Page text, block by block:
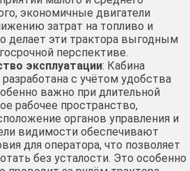
экономичные двигатели
затрат на топливо и
делает эти трактора выгодным
перспективе.
эксплуатации: Кабина
разработана с учётом удобства
важно при длительной
рабочее пространство,
органов управления и
видимости обеспечивают
для оператора, что позволяет
без усталости. Это особенно